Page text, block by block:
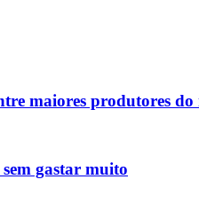
maiores produtores
gastar muito